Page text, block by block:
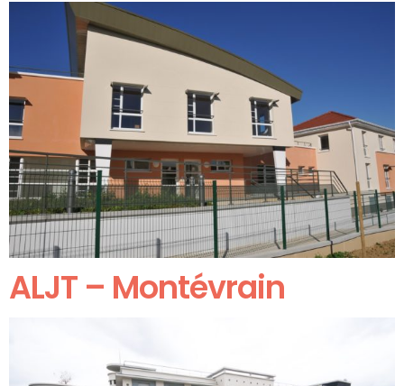
ALJT – Montévrain